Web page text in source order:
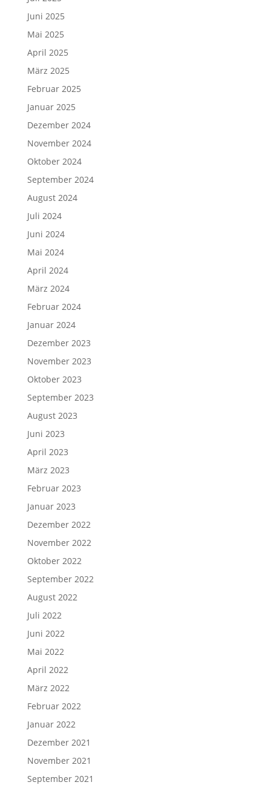
Juni 2025
Mai 2025
April 2025
März 2025
Februar 2025
Januar 2025
Dezember 2024
November 2024
Oktober 2024
September 2024
August 2024
Juli 2024
Juni 2024
Mai 2024
April 2024
März 2024
Februar 2024
Januar 2024
Dezember 2023
November 2023
Oktober 2023
September 2023
August 2023
Juni 2023
April 2023
März 2023
Februar 2023
Januar 2023
Dezember 2022
November 2022
Oktober 2022
September 2022
August 2022
Juli 2022
Juni 2022
Mai 2022
April 2022
März 2022
Februar 2022
Januar 2022
Dezember 2021
November 2021
September 2021